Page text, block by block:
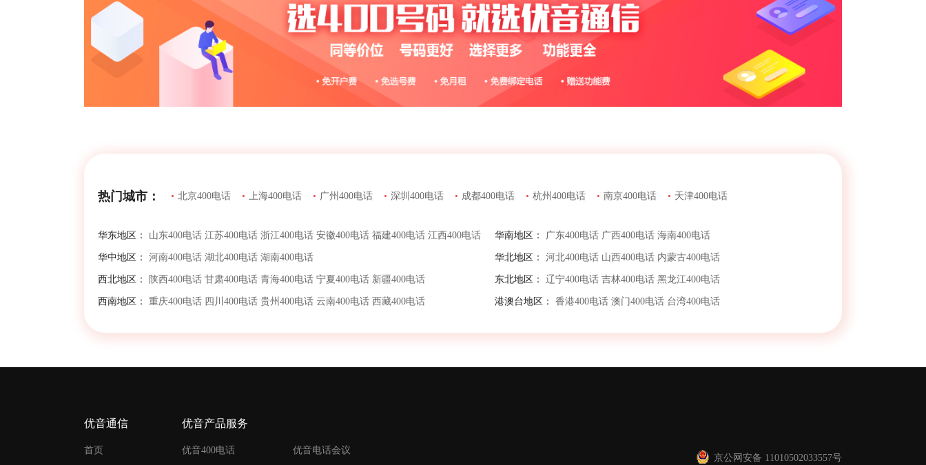
热门城市： • 北京400电话 • 上海400电话 • 广州400电话 • 深圳400电话 • 成都400电话 • 杭州400电话 • 南京400电话 • 天津400电话
华东地区： 山东400电话 江苏400电话 浙江400电话 安徽400电话 福建400电话 江西400电话
华中地区： 河南400电话 湖北400电话 湖南400电话
西北地区： 陕西400电话 甘肃400电话 青海400电话 宁夏400电话 新疆400电话
西南地区： 重庆400电话 四川400电话 贵州400电话 云南400电话 西藏400电话
华南地区： 广东400电话 广西400电话 海南400电话
华北地区： 河北400电话 山西400电话 内蒙古400电话
东北地区： 辽宁400电话 吉林400电话 黑龙江400电话
港澳台地区： 香港400电话 澳门400电话 台湾400电话
优音通信
首页
优音产品服务
优音400电话 优音电话会议
京公网安备 11010502033557号